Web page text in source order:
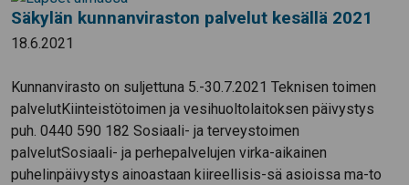
Säkylän kunnanviraston palvelut kesällä 2021
18.6.2021
Kunnanvirasto on suljettuna 5.-30.7.2021 Teknisen toimen
palvelutKiinteistötoimen ja vesihuoltolaitoksen päivystys
puh. 0440 590 182 Sosiaali- ja terveystoimen
palvelutSosiaali- ja perhepalvelujen virka-aikainen
puhelinpäivystys ainoastaan kiireellisis-sä asioissa ma-to